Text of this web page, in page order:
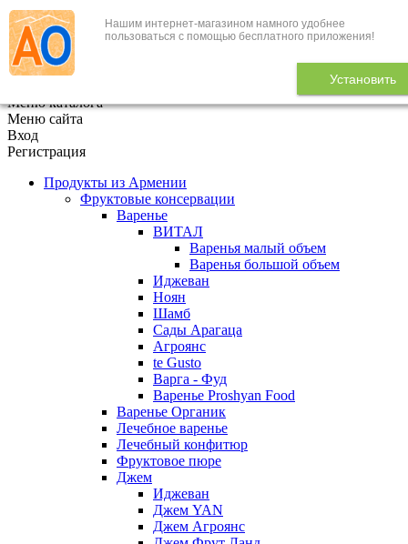
Нашим интернет-магазином намного удобнее
пользоваться с помощью бесплатного приложения!
Установить
+7 (495) 646-888-1
В корзине 0
Меню каталога
Меню сайта
Вход
Регистрация
Продукты из Армении
Фруктовые консервации
Варенье
ВИТАЛ
Варенья малый объем
Варенья большой объем
Иджеван
Ноян
Шамб
Сады Арагаца
Агроянс
te Gusto
Варга - Фуд
Варенье Proshyan Food
Варенье Органик
Лечебное варенье
Лечебный конфитюр
Фруктовое пюре
Джем
Иджеван
Джем YAN
Джем Агроянс